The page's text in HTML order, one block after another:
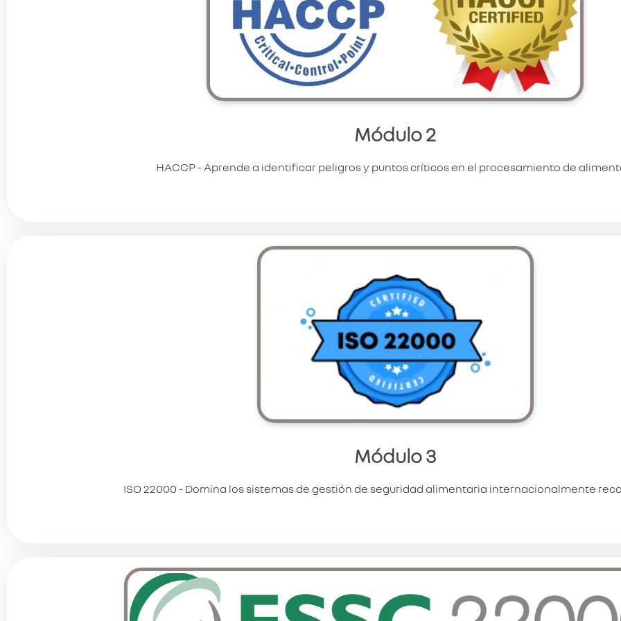
Módulo 2
HACCP - Aprende a identificar peligros y puntos críticos en el procesamiento de
Módulo 3
ISO 22000 - Domina los sistemas de gestión de seguridad alimentaria internacionalmente